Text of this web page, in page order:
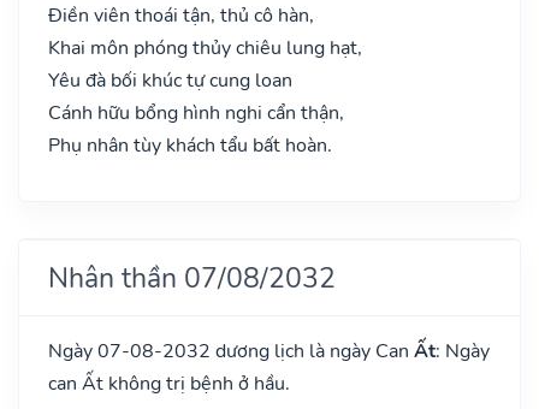
Điền viên thoái tận, thủ cô hàn,
Khai môn phóng thủy chiêu lung hạt,
Yêu đà bối khúc tự cung loan
Cánh hữu bổng hình nghi cẩn thận,
Phụ nhân tùy khách tẩu bất hoàn.
Nhân thần 07/08/2032
Ngày 07-08-2032 dương lịch là ngày Can Ất: Ngày
can Ất không trị bệnh ở hầu.